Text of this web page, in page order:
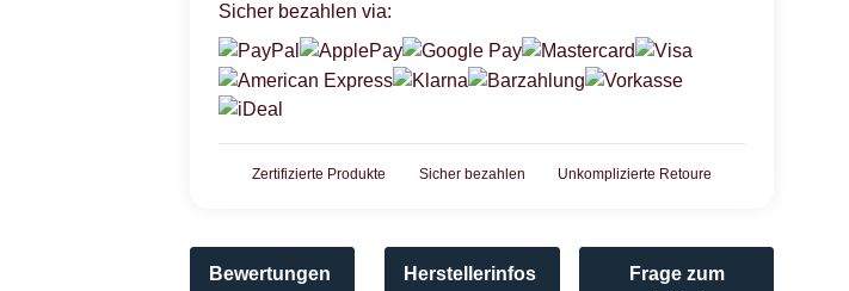
Sicher bezahlen via:
Zertifizierte Produkte Sicher bezahlen Unkomplizierte Retoure
Bewertungen Herstellerinfos
Frage zum